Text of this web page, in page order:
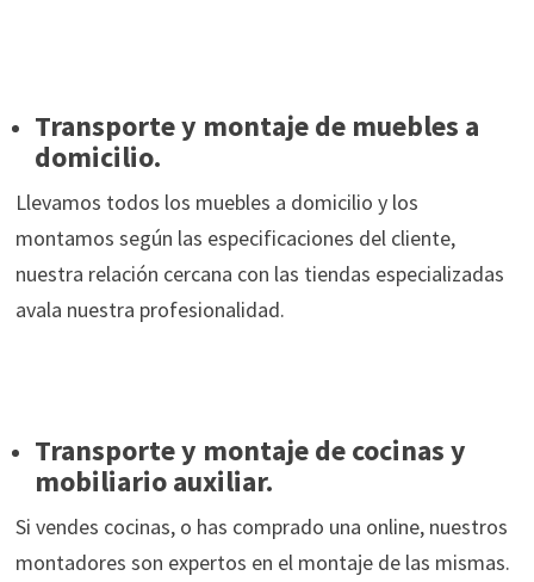
Transporte y montaje de muebles a
domicilio.
Llevamos todos los muebles a domicilio y los
montamos según las especificaciones del cliente,
nuestra relación cercana con las tiendas especializadas
avala nuestra profesionalidad.
Transporte y montaje de cocinas y
mobiliario auxiliar.
Si vendes cocinas, o has comprado una online, nuestros
montadores son expertos en el montaje de las mismas.